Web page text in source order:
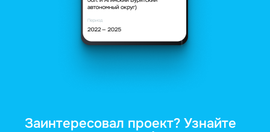
Заинтересовал проект? Узнайте